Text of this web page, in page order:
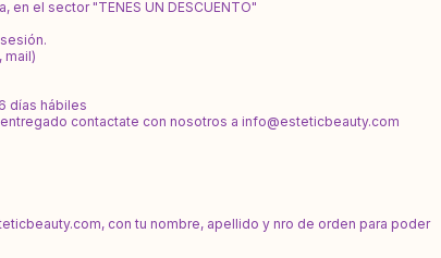
el sector "TENES UN DESCUENTO"
mail)
días hábiles
contactate con nosotros a info@esteticbeauty.com
, con tu nombre, apellido y nro de orden para poder